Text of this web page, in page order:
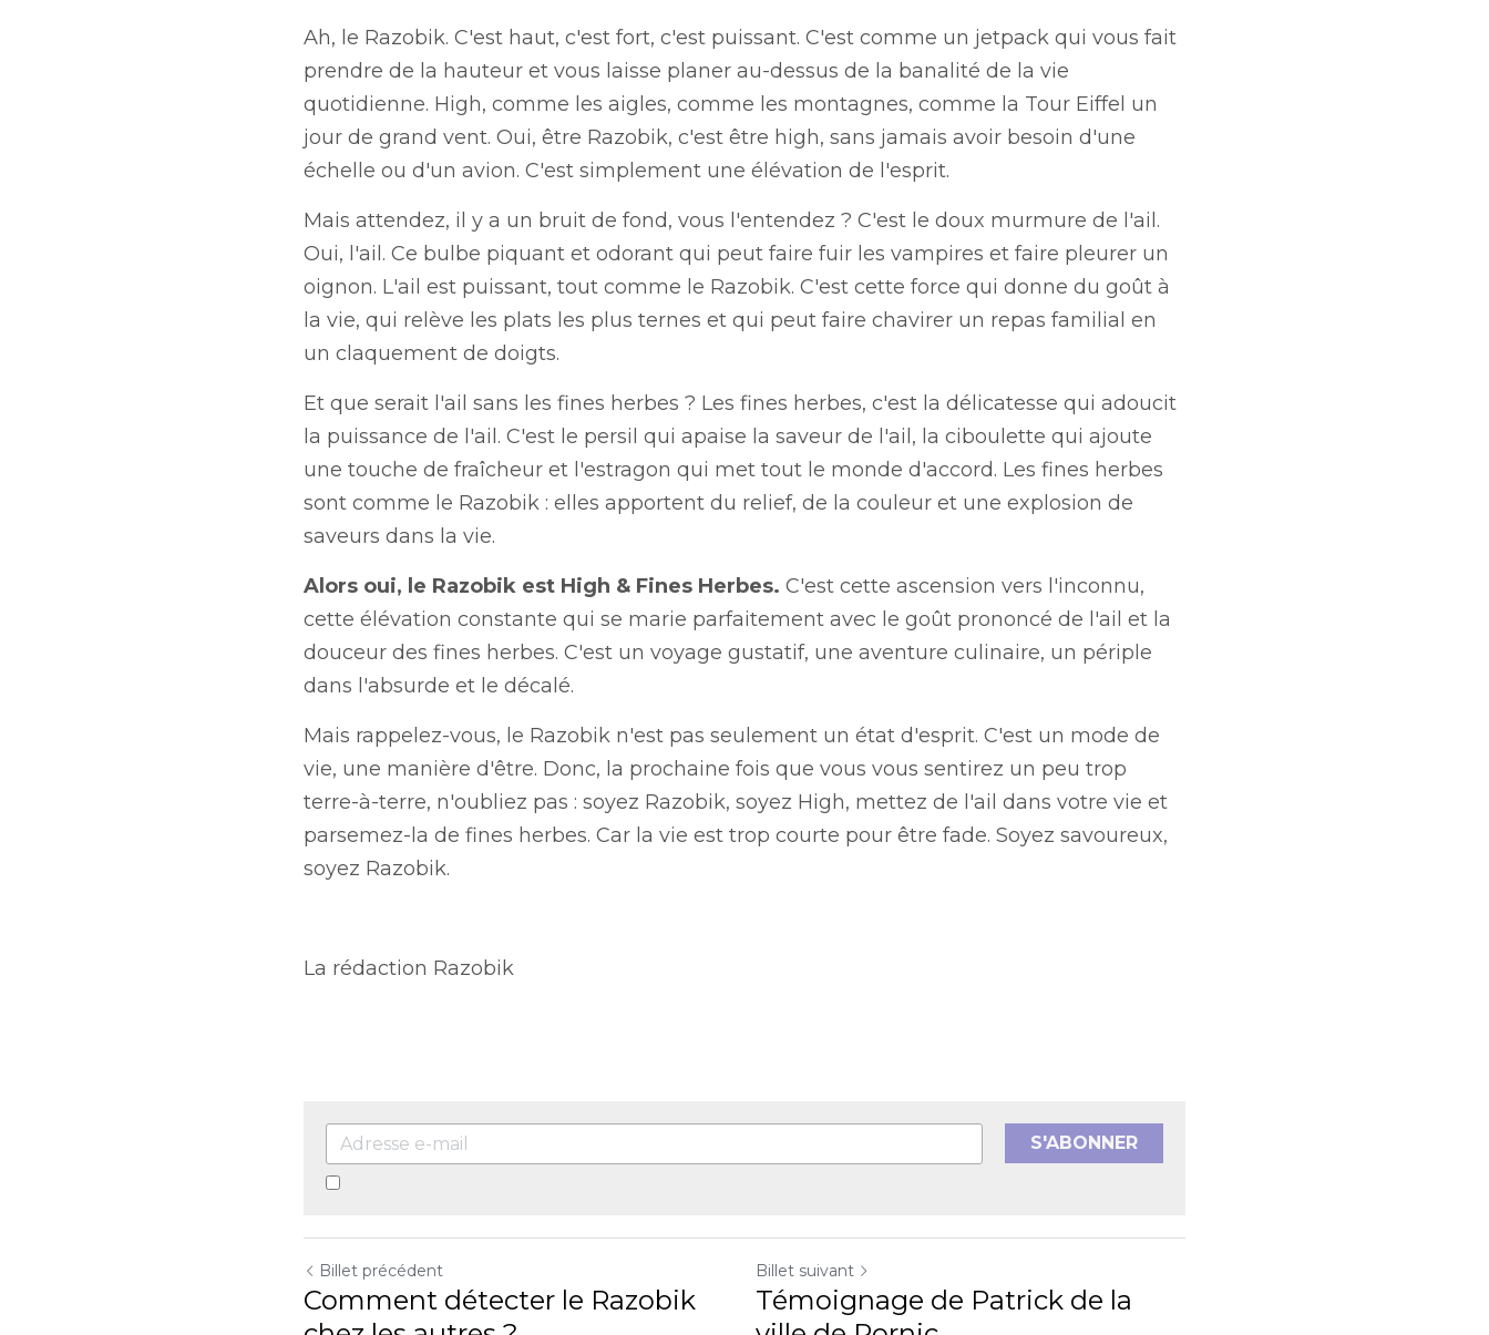
Ah, le Razobik. C'est haut, c'est fort, c'est puissant. C'est comme un jetpack qui vous fait prendre de la
hauteur et vous laisse planer au-dessus de la banalité de la vie quotidienne. High, comme les aigles,
comme les montagnes, comme la Tour Eiffel un jour de grand vent. Oui, être Razobik, c'est être high,
sans jamais avoir besoin d'une échelle ou d'un avion. C'est simplement une élévation de l'esprit.
Mais attendez, il y a un bruit de fond, vous l'entendez ? C'est le doux murmure de l'ail. Oui, l'ail. Ce bulbe
piquant et odorant qui peut faire fuir les vampires et faire pleurer un oignon. L'ail est puissant, tout
comme le Razobik. C'est cette force qui donne du goût à la vie, qui relève les plats les plus ternes et qui
peut faire chavirer un repas familial en un claquement de doigts.
Et que serait l'ail sans les fines herbes ? Les fines herbes, c'est la délicatesse qui adoucit la puissance
de l'ail. C'est le persil qui apaise la saveur de l'ail, la ciboulette qui ajoute une touche de fraîcheur et
l'estragon qui met tout le monde d'accord. Les fines herbes sont comme le Razobik : elles apportent du
relief, de la couleur et une explosion de saveurs dans la vie.
Alors oui, le Razobik est High & Fines Herbes.
constante qui se marie parfaitement avec le goût prononcé de l'ail et la douceur des fines herbes. C'est
Mais rappelez-vous, le Razobik n'est pas seulement un état d'esprit. C'est un mode de vie, une manière
d'être. Donc, la prochaine fois que vous vous sentirez un peu trop terre-à-terre, n'oubliez pas : soyez
Razobik, soyez High, mettez de l'ail dans votre vie et parsemez-la de fines herbes. Car la vie est trop
La rédaction Razobik
Comment détecter le Razobik chez les
autres ?
Témoignage de Patrick de la ville de